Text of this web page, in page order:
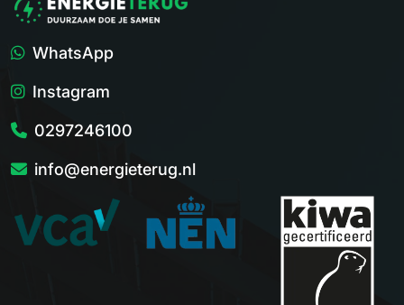
WhatsApp
Instagram
0297246100
info@energieterug.nl